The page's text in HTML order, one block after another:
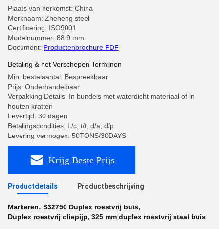
Plaats van herkomst: China
Merknaam: Zheheng steel
Certificering: ISO9001
Modelnummer: 88.9 mm
Document: Productenbrochure PDF
Betaling & het Verschepen Termijnen
Min. bestelaantal: Bespreekbaar
Prijs: Onderhandelbaar
Verpakking Details: In bundels met waterdicht materiaal of in
houten kratten
Levertijd: 30 dagen
Betalingscondities: L/c, t/t, d/a, d/p
Levering vermogen: 50TONS/30DAYS
Krijg Beste Prijs
Productdetails Productbeschrijving
Markeren: S32750 Duplex roestvrij buis,
Duplex roestvrij oliepijp, 325 mm duplex roestvrij staal buis